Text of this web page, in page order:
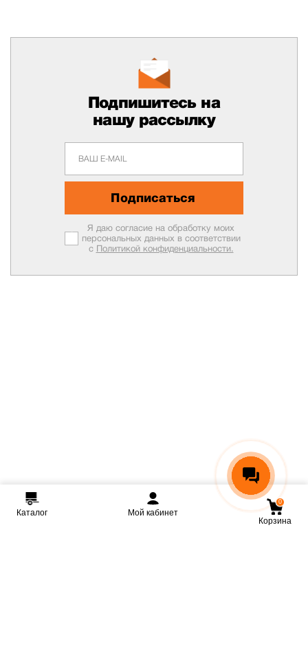
Подпишитесь на
нашу рассылку
Подписаться
Я даю согласие на обработку моих
персональных данных в соответствии
с Политикой конфиденциальности.
Каталог Мой кабинет
0
Корзина